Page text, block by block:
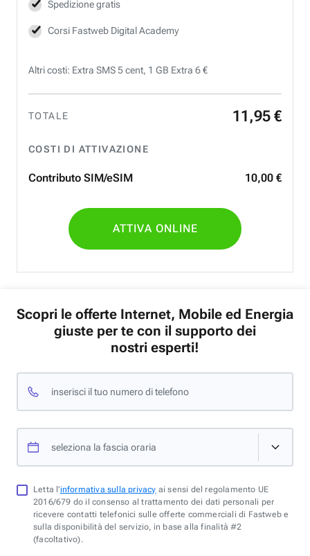
Spedizione gratis
Corsi Fastweb Digital Academy
Altri costi: Extra SMS 5 cent, 1 GB Extra 6 €
TOTALE 11 ,95 €
COSTI DI ATTIVAZIONE
Contributo SIM/eSIM 10,00 €
ATTIVA ONLINE
Scopri le offerte Internet, Mobile ed Energia
giuste per te con il supporto dei
nostri esperti!
inserisci il tuo numero di telefono
seleziona la fascia oraria
Letta l'informativa sulla privacy ai sensi del regolamento UE
2016/679 do il consenso al trattamento dei dati personali per
ricevere contatti telefonici sulle offerte commerciali di Fastweb e
sulla disponibilità del servizio, in base alla finalità #2
(facoltativo).